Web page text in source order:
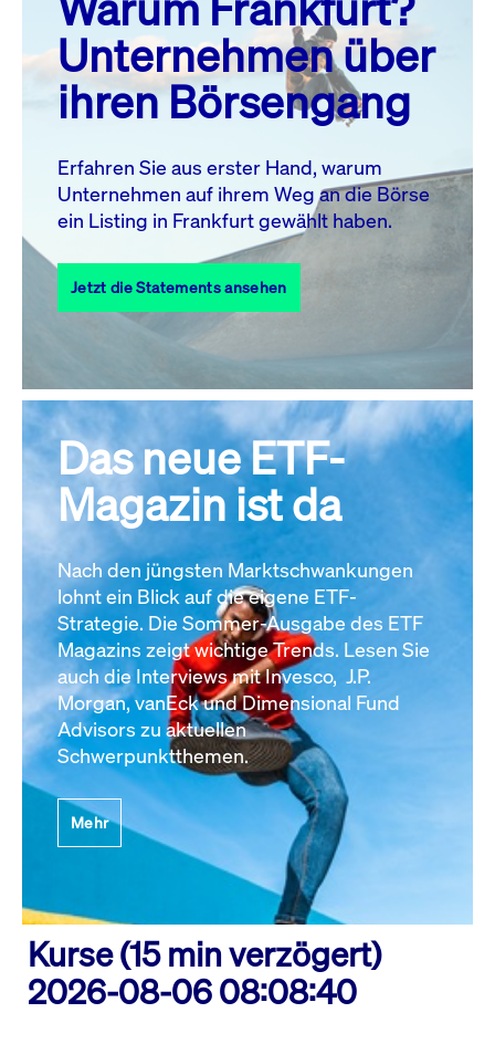
MO. DI. MI. DO. FR. SA. SO.
1
2
3
4 5 6 7 8
10 11 13 14
17
18 19 20 21 22
23
27 28
31
Alle Events
Unternehmen über
ihren Börsengang
Erfahren Sie aus erster Hand, warum
Unternehmen auf ihrem Weg an die Börse
ein Listing in Frankfurt gewählt haben.
Jetzt die Statements ansehen
Das neue ETF-
Magazin ist da
Nach den jüngsten Marktschwankungen
lohnt ein Blick auf die eigene ETF-
Strategie. Die Sommer-Ausgabe des ETF
Magazins zeigt wichtige Trends. Lesen Sie
auch die Interviews mit Invesco, J.P.
Morgan, vanEck und Dimensional Fund
Advisors zu aktuellen
Schwerpunktthemen.
Mehr
Kurse (15 min verzögert)
2026-08-06 08:08:40